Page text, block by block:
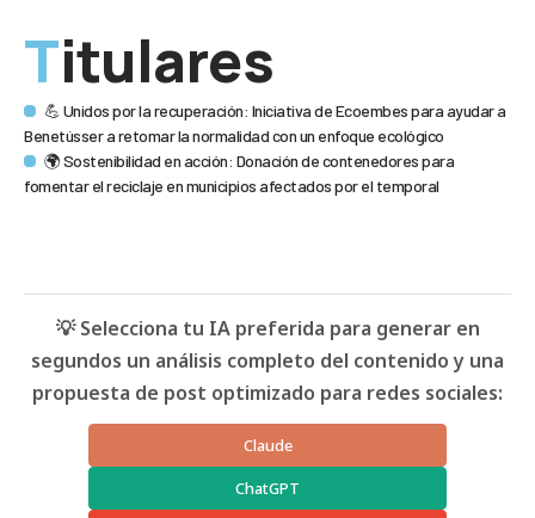
Titulares
💪 Unidos por la recuperación: Iniciativa de Ecoembes para ayudar a
Benetússer a retomar la normalidad con un enfoque ecológico
🌍 Sostenibilidad en acción: Donación de contenedores para
fomentar el reciclaje en municipios afectados por el temporal
💡 Selecciona tu IA preferida para generar en
segundos un análisis completo del contenido y una
propuesta de post optimizado para redes sociales:
Claude
ChatGPT